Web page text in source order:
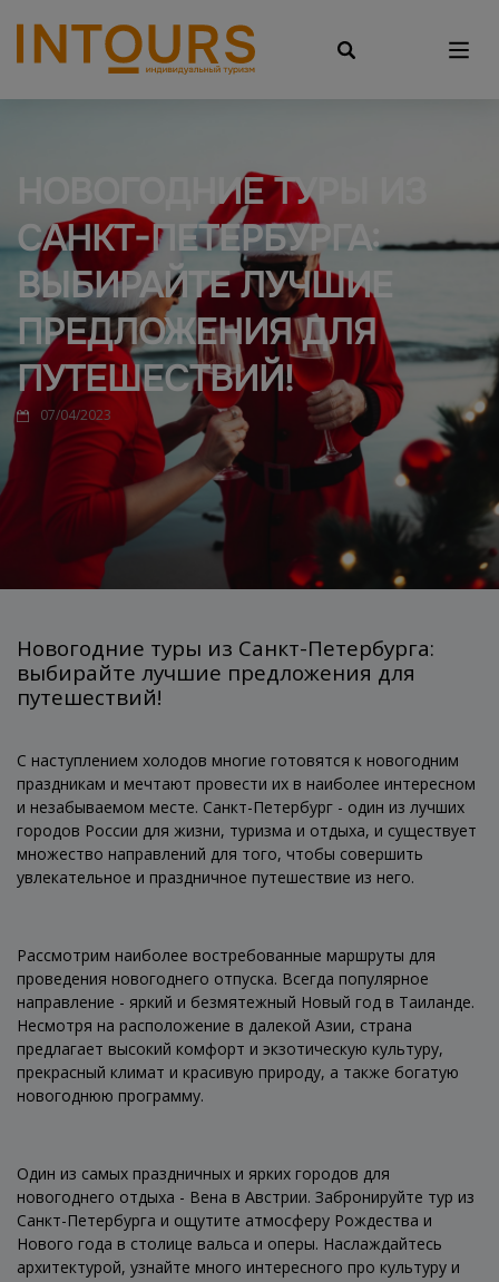
НОВОГОДНИЕ ТУРЫ ИЗ
САНКТ-ПЕТЕРБУРГА:
ВЫБИРАЙТЕ ЛУЧШИЕ
ПРЕДЛОЖЕНИЯ ДЛЯ
ПУТЕШЕСТВИЙ!
07/04/2023
Новогодние туры из Санкт-Петербурга:
выбирайте лучшие предложения для
путешествий!
С наступлением холодов многие готовятся к новогодним
праздникам и мечтают провести их в наиболее интересном
и незабываемом месте. Санкт-Петербург - один из лучших
городов России для жизни, туризма и отдыха, и существует
множество направлений для того, чтобы совершить
увлекательное и праздничное путешествие из него.
Рассмотрим наиболее востребованные маршруты для
проведения новогоднего отпуска. Всегда популярное
направление - яркий и безмятежный Новый год в Таиланде.
Несмотря на расположение в далекой Азии, страна
предлагает высокий комфорт и экзотическую культуру,
прекрасный климат и красивую природу, а также богатую
новогоднюю программу.
Один из самых праздничных и ярких городов для
новогоднего отдыха - Вена в Австрии. Забронируйте тур из
Санкт-Петербурга и ощутите атмосферу Рождества и
Нового года в столице вальса и оперы. Наслаждайтесь
архитектурой, узнайте много интересного про культуру и